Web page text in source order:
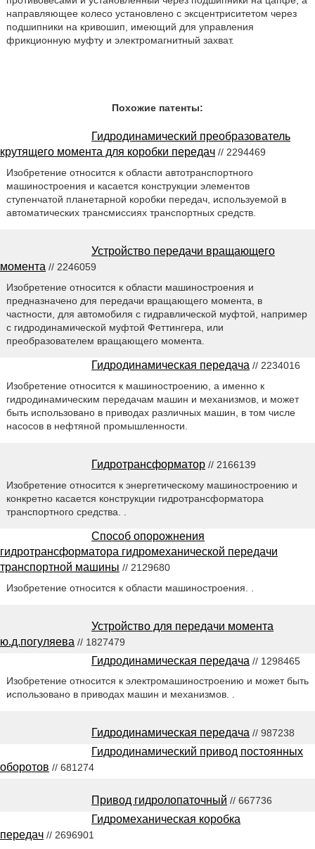
направляющее колесо установлено с эксцентриситетом через
подшипники на кривошип, имеющий для управления
фрикционную муфту и электромагнитный захват.
Похожие патенты:
Гидродинамический преобразователь
крутящего момента для коробки передач // 2294469
Изобретение относится к области автотранспортного
машиностроения и касается конструкции элементов
ступенчатой планетарной коробки передач, используемой в
автоматических трансмиссиях транспортных средств.
Устройство передачи вращающего
момента // 2246059
Изобретение относится к области машиностроения и
предназначено для передачи вращающего момента, в
частности, для автомобиля с гидравлической муфтой, например
с гидродинамической муфтой Феттингера, или
преобразователем вращающего момента.
Гидродинамическая передача // 2234016
Изобретение относится к машиностроению, а именно к
гидродинамическим передачам машин и механизмов, и может
быть использовано в приводах различных машин, в том числе
насосов в нефтяной промышленности.
Гидротрансформатор // 2166139
Изобретение относится к энергетическому машиностроению и
конкретно касается конструкции гидротрансформатора
транспортного средства. .
Способ опорожнения
гидротрансформатора гидромеханической передачи
транспортной машины // 2129680
Изобретение относится к области машиностроения. .
Устройство для передачи момента
ю.д.погуляева // 1827479
Гидродинамическая передача // 1298465
Изобретение относится к электромашиностроению и может быть
использовано в приводах машин и механизмов. .
Гидродинамическая передача // 987238
Гидродинамический привод постоянных
оборотов // 681274
Привод гидролопаточный // 667736
Гидромеханическая коробка
передач // 2696901